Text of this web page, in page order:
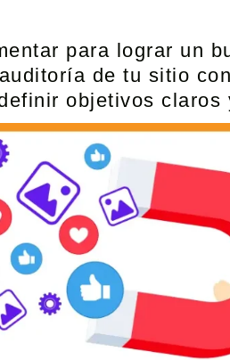
para lograr un
de tu sitio
objetivos claros